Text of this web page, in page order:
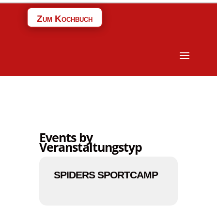
Zum Kochbuch
Events by
Veranstaltungstyp
SPIDERS SPORTCAMP